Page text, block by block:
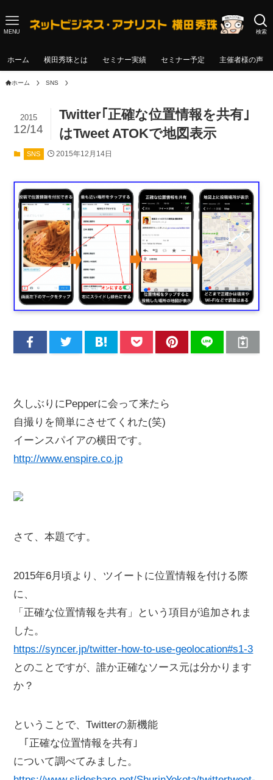
検索
MENU
ホーム 横田秀珠とは セミナー実績 セミナー予定 主催者様の声
ホーム SNS
Twitter｢正確な位置情報を共有｣
はTweet ATOKで地図表示
2015
12/14
SNS 2015年12月14日
久しぶりにPepperに会って来たら
自撮りを簡単にさせてくれた(笑)
イーンスパイアの横田です。
http://www.enspire.co.jp
さて、本題です。
2015年6月頃より、ツイートに位置情報を付ける際
に、
「正確な位置情報を共有」という項目が追加されま
した。
https://syncer.jp/twitter-how-to-use-geolocation#s1-3
とのことですが、誰か正確なソース元は分かります
か？
ということで、Twitterの新機能
｢正確な位置情報を共有｣
について調べてみました。